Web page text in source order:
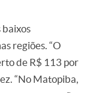
baixos
regiões. “O
de R$ 113 por
“No Matopiba,